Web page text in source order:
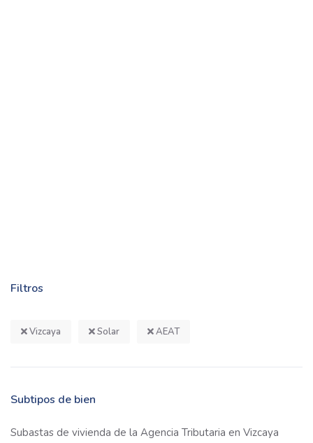
Filtros
Vizcaya Solar AEAT
Subtipos de bien
Subastas de vivienda de la Agencia Tributaria en Vizcaya